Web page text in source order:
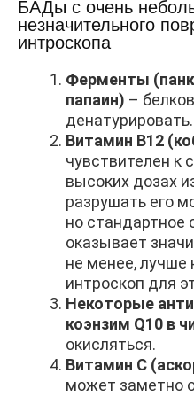
БАДы с очень
незначительного
интроскопа
Ферменты
папаин) –
денатурировать.
Витамин B12
чувствителен к
высоких дозах
разрушать его
но стандартное
оказывает
не менее, лучше
интроскоп для
Некоторые
коэнзим Q10 в
окисляться.
Витамин C
может заметно